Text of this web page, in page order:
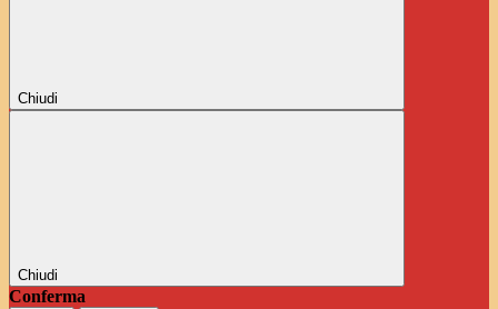
Chiudi
Chiudi
Conferma